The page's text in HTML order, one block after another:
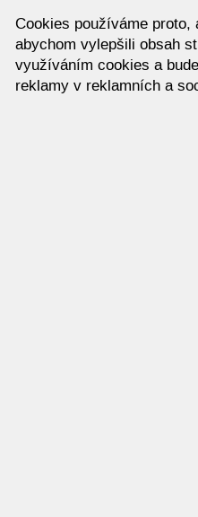
Cookies používáme
abychom vylepšili obsah
využíváním cookies a
reklamy v reklamních a